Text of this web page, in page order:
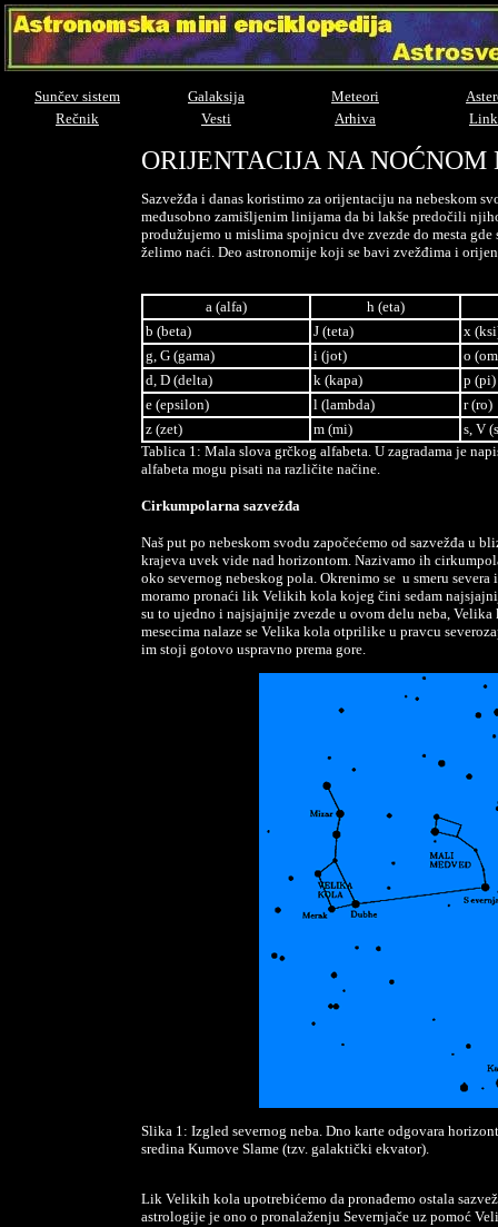
Sunčev sistem Galaksija Meteori
Rečnik
Vesti Arhiva
ORIJENTACIJA NA NOĆNOM
Sazvežđa i danas koristimo za orijentaciju na nebeskom
međusobno zamišljenim linijama da bi lakše predočili
produžujemo u mislima spojnicu dve zvezde do mesta
želimo naći. Deo astronomije koji se bavi zvežđima i
a (alfa) h(eta)
b (beta) J (teta) x
g, G (gama) i (jot) o
d, D (delta) k (kapa) p (pi)
e (epsilon) l (lambda) r(ro)
z (zet) m (mi) s, V
Tablica 1: Mala slova grčkog alfabeta. U zagradama je
alfabeta mogu pisati na različite načine.
Cirkumpolarna sazvežđa
Naš put po nebeskom svodu započećemo od sazvežđa u
krajeva uvek vide nad horizontom. Nazivamo ih
oko severnog nebeskog pola. Okrenimo se u smeru
moramo pronaći lik Velikih kola kojeg čini sedam
su to ujedno i najsjajnije zvezde u ovom delu neba,
mesecima nalaze se Velika kola otprilike u pravcu
im stoji gotovo uspravno prema gore.
Slika 1: Izgled severnog neba. Dno karte odgovara
sredina Kumove Slame (tzv. galaktički ekvator).
Lik Velikih kola upotrebićemo da pronađemo ostala
astrologije je ono o pronalaženju Severnjače uz pomoć